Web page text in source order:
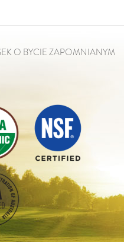
O BYCIE ZAPOMNIANYM